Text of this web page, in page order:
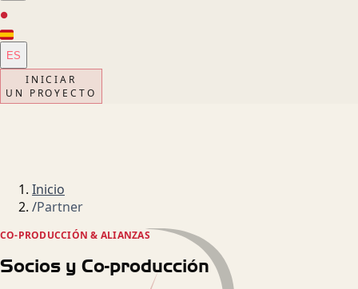
●
ES
INICIAR
UN PROYECTO
Inicio
/Partner
CO-PRODUCCIÓN & ALIANZAS
Socios y Co-producción